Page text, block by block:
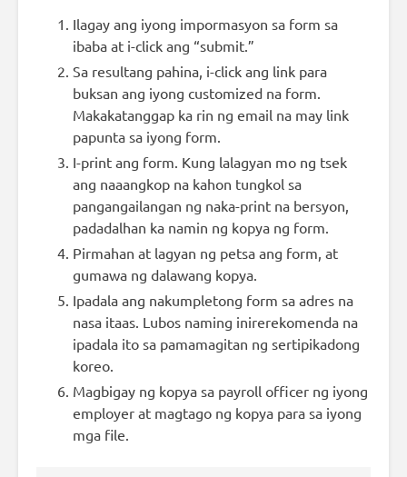
Ilagay ang iyong impormasyon sa form sa
ibaba at i-click ang “submit.”
Sa resultang pahina, i-click ang link para
buksan ang iyong customized na form.
Makakatanggap ka rin ng email na may link
papunta sa iyong form.
I-print ang form. Kung lalagyan mo ng tsek
ang naaangkop na kahon tungkol sa
pangangailangan ng naka-print na bersyon,
padadalhan ka namin ng kopya ng form.
Pirmahan at lagyan ng petsa ang form, at
gumawa ng dalawang kopya.
Ipadala ang nakumpletong form sa adres na
nasa itaas. Lubos naming inirerekomenda na
ipadala ito sa pamamagitan ng sertipikadong
koreo.
Magbigay ng kopya sa payroll officer ng iyong
employer at magtago ng kopya para sa iyong
mga file.